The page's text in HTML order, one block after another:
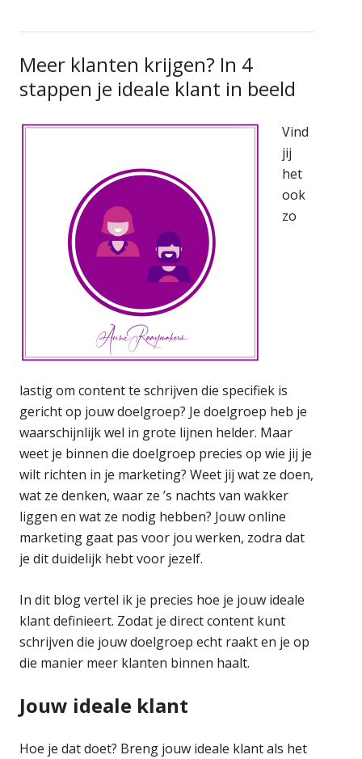
Meer klanten krijgen? In 4
stappen je ideale klant in beeld
Vind
jij
het
ook
zo
lastig om content te schrijven die specifiek is
gericht op jouw doelgroep? Je doelgroep heb je
waarschijnlijk wel in grote lijnen helder. Maar
weet je binnen die doelgroep precies op wie jij je
wilt richten in je marketing? Weet jij wat ze doen,
wat ze denken, waar ze ’s nachts van wakker
liggen en wat ze nodig hebben? Jouw online
marketing gaat pas voor jou werken, zodra dat
je dit duidelijk hebt voor jezelf.
In dit blog vertel ik je precies hoe je jouw ideale
klant definieert. Zodat je direct content kunt
schrijven die jouw doelgroep echt raakt en je op
die manier meer klanten binnen haalt.
Jouw ideale klant
Hoe je dat doet? Breng jouw ideale klant als het